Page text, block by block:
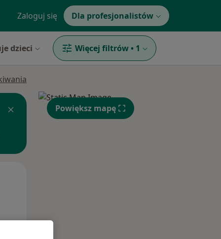
Zaloguj się Dla profesjonalistów
dzieci Więcej filtrów • 1
Powiększ mapę